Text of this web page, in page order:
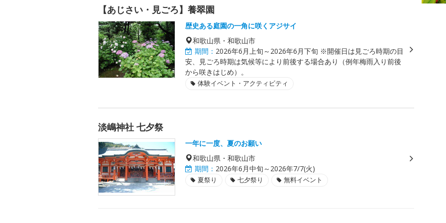
【あじさい・見ごろ】養翠園
歴史ある庭園の一角に咲くアジサイ
和歌山県・和歌山市
期間： 2026年6月上旬～2026年6月下旬 ※開催日は見ごろ時期の目
安、見ごろ時期は気候等により前後する場合あり（例年梅雨入り前後
から咲きはじめ）。
体験イベント・アクティビティ
淡嶋神社 七夕祭
一年に一度、夏のお願い
和歌山県・和歌山市
期間： 2026年6月中旬～2026年7/7(火)
夏祭り 七夕祭り 無料イベント